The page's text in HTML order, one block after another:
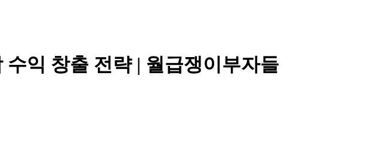
수익 창출 전략| 월급쟁이부자들